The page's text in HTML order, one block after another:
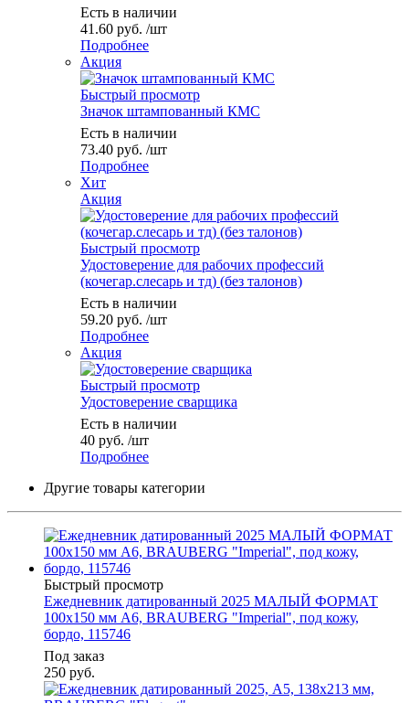
Есть в наличии
41.60 руб. /шт
Подробнее
Акция
Быстрый просмотр
Значок штампованный КМС
Есть в наличии
73.40 руб. /шт
Подробнее
Хит
Акция
Быстрый просмотр
Удостоверение для рабочих профессий
(кочегар.слесарь и тд) (без талонов)
Есть в наличии
59.20 руб. /шт
Подробнее
Акция
Быстрый просмотр
Удостоверение сварщика
Есть в наличии
40 руб. /шт
Подробнее
Другие товары категории
Быстрый просмотр
Ежедневник датированный 2025 МАЛЫЙ ФОРМАТ
100х150 мм А6, BRAUBERG "Imperial", под кожу,
бордо, 115746
Под заказ
250 руб.